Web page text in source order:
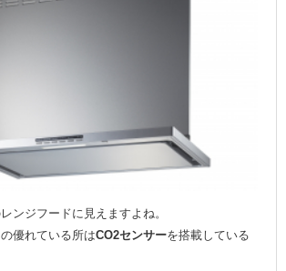
ンジフードに見えますよね。
優れている所はCO2センサーを搭載している